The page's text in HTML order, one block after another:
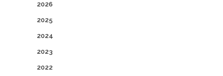
2026
2025
2024
2023
2022